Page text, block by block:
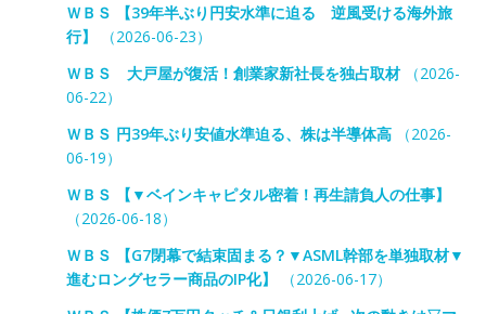
ＷＢＳ 【39年半ぶり円安水準に迫る 逆風受ける海外旅
行】
（2026-06-23）
ＷＢＳ 大戸屋が復活！創業家新社長を独占取材（2026-
06-22）
ＷＢＳ 円39年ぶり安値水準迫る、株は半導体高（2026-
06-19）
ＷＢＳ 【▼ベインキャピタル密着！再生請負人の仕事】
（2026-06-18）
ＷＢＳ 【G7閉幕で結束固まる？▼ASML幹部を単独取材▼
進むロングセラー商品のIP化】
（2026-06-17）